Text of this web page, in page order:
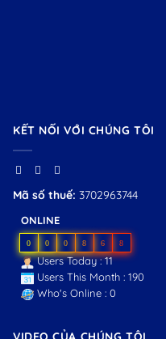
KẾT NỐI VỚI CHÚNG TÔI
Mã số thuế: 3702963744
ONLINE
0 0 0 8 6 8
Users Today : 11
Users This Month : 190
Who's Online : 0